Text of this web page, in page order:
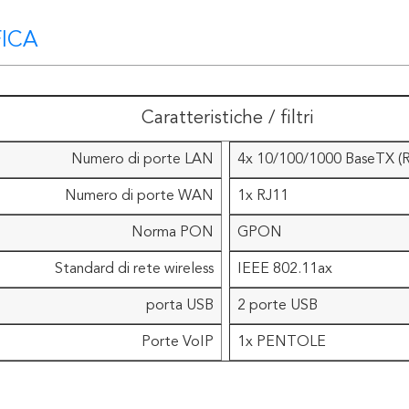
Caratteristiche / filtri
Numero di porte LAN 4x 10/100/1000 BaseTX
Numero di porte WAN 1x RJ11
Norma PON GPON
Standard di rete wireless IEEE 802.11ax
porta USB 2 porte USB
Porte VoIP 1x PENTOLE